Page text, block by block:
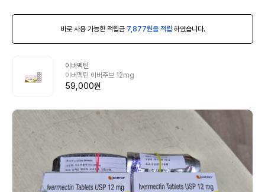
바로 사용 가능한 적립금 7,877원을 적립 하였습니다.
이버멕틴
이버멕틴 이버주브 12mg
59,000원